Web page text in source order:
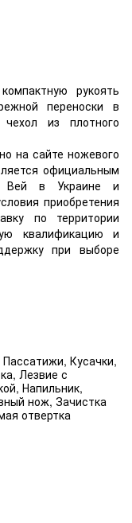
рукоять
переноски в
из плотного
на сайте ножевого
официальным
Вей в Украине и
приобретения
по территории
квалификацию и
при выборе
Кусачки,
Лезвие с
Напильник,
нож, Зачистка
отвертка